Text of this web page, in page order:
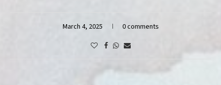
March 4, 2025 0 comments